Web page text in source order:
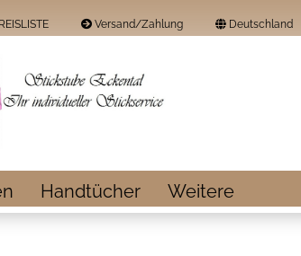
Versand/Zahlung Deutschland
Passwort
Handtücher Weitere